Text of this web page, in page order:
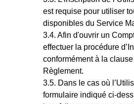
est requise pour utiliser
disponibles du Service
Afin d'ouvrir un
effectuer la procédure
conformément à la
Règlement.
Dans le cas où
formulaire indiqué ci-